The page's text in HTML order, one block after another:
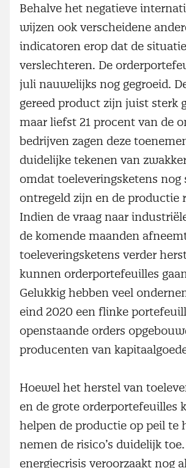
Behalve het negatieve
wijzen ook verscheidene
indicatoren erop dat de
verslechteren. De
juli nauwelijks nog gegroeid.
gereed product zijn juist sterk
maar liefst 21 procent van de
bedrijven zagen deze
duidelijke tekenen van
omdat toeleveringsketens nog
ontregeld zijn en de productie
Indien de vraag naar
de komende maanden
toeleveringsketens verder
kunnen orderportefeuilles
Gelukkig hebben veel
eind 2020 een flinke
openstaande orders
producenten van
Hoewel het herstel van
en de grote orderportefeuilles
helpen de productie op peil te
nemen de risico’s duidelijk
energiecrisis veroorzaakt nog